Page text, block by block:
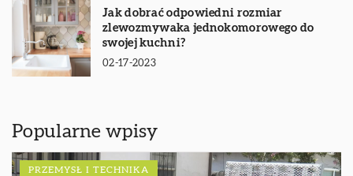
Jak dobrać odpowiedni rozmiar
zlewozmywaka jednokomorowego do
swojej kuchni?
02-17-2023
Popularne wpisy
PRZEMYSŁ I TECHNIKA